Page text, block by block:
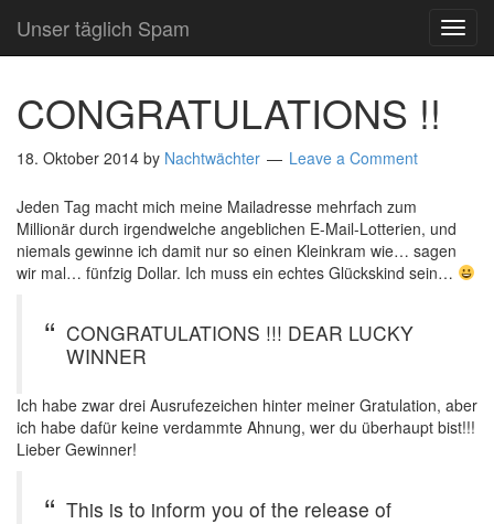
Unser täglich Spam
CONGRATULATIONS !!
18. Oktober 2014 by Nachtwächter Leave a Comment
Jeden Tag macht mich meine Mailadresse mehrfach zum
Millionär durch irgendwelche angeblichen E-Mail-Lotterien, und
niemals gewinne ich damit nur so einen Kleinkram wie… sagen
wir mal… fünfzig Dollar. Ich muss ein echtes Glückskind sein…
CONGRATULATIONS !!! DEAR LUCKY
WINNER
Ich habe zwar drei Ausrufezeichen hinter meiner Gratulation, aber
ich habe dafür keine verdammte Ahnung, wer du überhaupt bist!!!
Lieber Gewinner!
This is to inform you of the release of